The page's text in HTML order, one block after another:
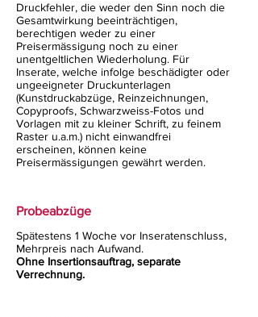
Druckfehler, die weder den Sinn noch die
Gesamtwirkung beeinträchtigen,
berechtigen weder zu einer
Preisermässigung noch zu einer
unentgeltlichen Wiederholung. Für
Inserate, welche infolge beschädigter oder
ungeeigneter Druckunterlagen
(Kunstdruckabzüge, Reinzeichnungen,
Copyproofs, Schwarzweiss-Fotos und
Vorlagen mit zu kleiner Schrift, zu feinem
Raster u.a.m.) nicht einwandfrei
erscheinen, können keine
Preisermässigungen gewährt werden.
Probeabzüge
Spätestens 1 Woche vor Inseratenschluss,
Mehrpreis nach Aufwand.
Ohne Insertionsauftrag, separate
Verrechnung.